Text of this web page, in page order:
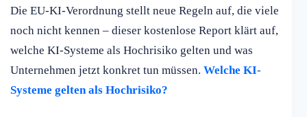
Die EU-KI-Verordnung stellt neue Regeln auf, die viele
noch nicht kennen – dieser kostenlose Report klärt auf,
welche KI-Systeme als Hochrisiko gelten und was
Unternehmen jetzt konkret tun müssen. Welche KI-
Systeme gelten als Hochrisiko?